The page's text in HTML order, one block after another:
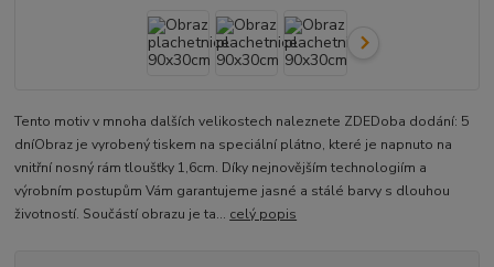
Tento motiv v mnoha dalších velikostech naleznete ZDEDoba dodání: 5
dníObraz je vyrobený tiskem na speciální plátno, které je napnuto na
vnitřní nosný rám tloušťky 1,6cm. Díky nejnovějším technologiím a
výrobním postupům Vám garantujeme jasné a stálé barvy s dlouhou
životností. Součástí obrazu je ta... celý popis